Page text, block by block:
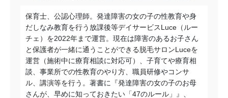
保育士、公認心理師。発達障害の女の子の性教育や身
だしなみ教育を行う放課後等デイサービスLuce （ルー
チェ）を2022年まで運営。現在は障害のあるお子さん
と保護者が一緒に通うことができる脱毛サロンLuceを
運営（施術中に療育相談に対応可）、子育てや療育相
談、事業所での性教育のやり方、職員研修やコンサ
ル、講演等を行う。著書に『発達障害の女の子のお母
さんが、早めに知っておきたい「47のルール」』、